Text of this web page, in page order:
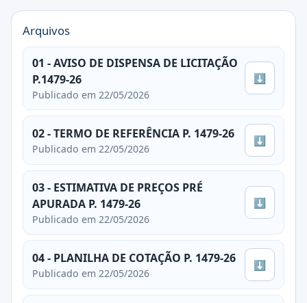
Arquivos
01 - AVISO DE DISPENSA DE LICITAÇÃO
P.1479-26
Publicado em 22/05/2026
⬇
02 - TERMO DE REFERÊNCIA P. 1479-26
Publicado em 22/05/2026
⬇
03 - ESTIMATIVA DE PREÇOS PRÉ
APURADA P. 1479-26
Publicado em 22/05/2026
⬇
04 - PLANILHA DE COTAÇÃO P. 1479-26
Publicado em 22/05/2026
⬇